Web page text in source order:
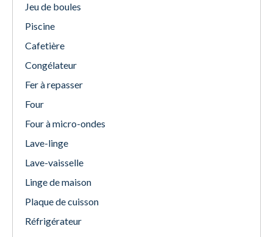
Jeu de boules
Piscine
Cafetière
Congélateur
Fer à repasser
Four
Four à micro-ondes
Lave-linge
Lave-vaisselle
Linge de maison
Plaque de cuisson
Réfrigérateur